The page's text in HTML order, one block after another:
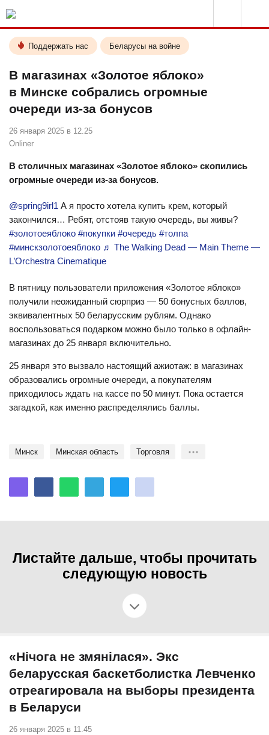
Поддержать нас Беларусы на войне
В магазинах «Золотое яблоко»
в Минске собрались огромные
очереди из-за бонусов
26 января 2025 в 12.25
Onliner
В столичных магазинах «Золотое яблоко» скопились
огромные очереди из-за бонусов.
@spring9irl1 А я просто хотела купить крем, который
закончился… Ребят, отстояв такую очередь, вы живы?
#золотоеяблоко #покупки #очередь #толпа
#минскзолотоеяблоко ♬ The Walking Dead — Main Theme —
L’Orchestra Cinematique
В пятницу пользователи приложения «Золотое яблоко»
получили неожиданный сюрприз — 50 бонусных баллов,
эквивалентных 50 беларусским рублям. Однако
воспользоваться подарком можно было только в офлайн-
магазинах до 25 января включительно.
25 января это вызвало настоящий ажиотаж: в магазинах
образовались огромные очереди, а покупателям
приходилось ждать на кассе по 50 минут. Пока остается
загадкой, как именно распределялись баллы.
Минск Минская область торговля
Листайте дальше, чтобы прочитать
следующую новость